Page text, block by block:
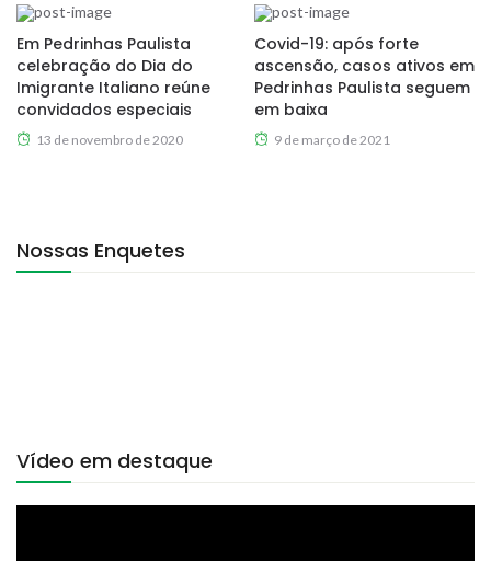
Em Pedrinhas Paulista
celebração do Dia do
Imigrante Italiano reúne
convidados especiais
13 de novembro de 2020
Covid-19: após forte
ascensão, casos ativos em
Pedrinhas Paulista seguem
em baixa
9 de março de 2021
Nossas Enquetes
Vídeo em destaque